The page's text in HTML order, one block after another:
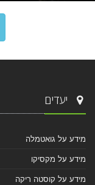
יעדים
מידע על גואטמלה
מידע על מקסיקו
מידע על קוסטה ריקה